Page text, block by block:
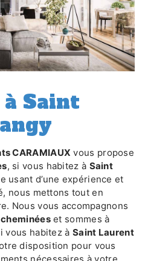
Saint
CARAMIAUX vous propose
, si vous habitez à Saint
usant d’une expérience et
nous mettons tout en
Nous vous accompagnons
cheminéeset sommes à
vous habitez à Saint Laurent
disposition pour vous